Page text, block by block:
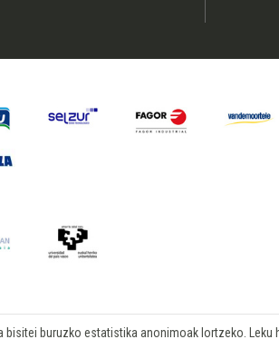
buruzko estatistika anonimoak lortzeko.